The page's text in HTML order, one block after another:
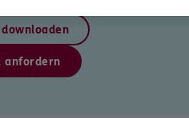
anfordern